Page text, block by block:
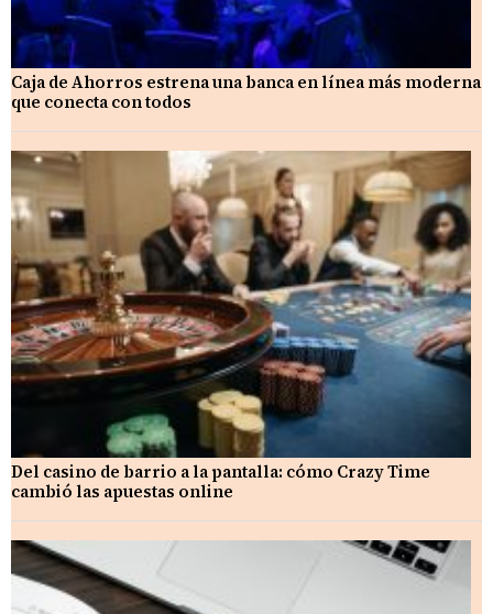
Caja de Ahorros estrena una banca en línea más moderna
que conecta con todos
Del casino de barrio a la pantalla: cómo Crazy Time
cambió las apuestas online